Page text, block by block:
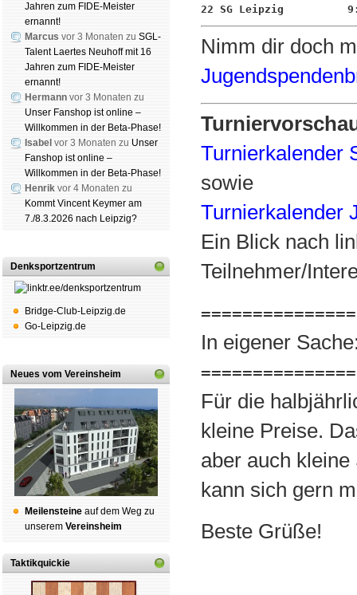
Jahren zum FIDE-Meister
ernannt!
Marcus vor 3 Monaten zu SGL-
Talent Laertes Neuhoff mit 16
Jahren zum FIDE-Meister
ernannt!
Hermann vor 3 Monaten zu
Unser Fanshop ist online –
Willkommen in der Beta-Phase!
Isabel vor 3 Monaten zu Unser
Fanshop ist online –
Willkommen in der Beta-Phase!
Henrik vor 4 Monaten zu
Kommt Vincent Keymer am
7./8.3.2026 nach Leipzig?
Denksportzentrum
Bridge-Club-Leipzig.de
Go-Leipzig.de
Neues vom Vereinsheim
Mei­len­stei­ne auf dem Weg zu
un­se­rem Ver­eins­heim
Taktikquickie
22 SG Leipzig
Nimm dir doch
Turnierkalender
sowie
Turnierkalender
Ein Blick nach
Teilnehmer/
===============
In eigener
===============
Für die
kleine Preise.
aber auch
kann sich gern
Beste Grüße!